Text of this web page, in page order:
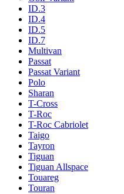
ID.3
ID.4
ID.5
ID.7
Multivan
Passat
Passat Variant
Polo
Sharan
T-Cross
T-Roc
T-Roc Cabriolet
Taigo
Tayron
Tiguan
Tiguan Allspace
Touareg
Touran